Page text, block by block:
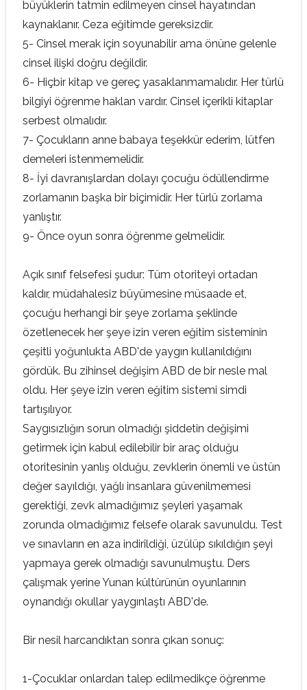
büyüklerin tatmin edilmeyen cinsel hayatından
kaynaklanır. Ceza eğitimde gereksizdir.
5- Cinsel merak için soyunabilir ama önüne gelenle
cinsel ilişki doğru değildir.
6- Hiçbir kitap ve gereç yasaklanmamalıdır. Her türlü
bilgiyi öğrenme haklan vardır. Cinsel içerikli kitaplar
serbest olmalıdır.
7- Çocukların anne babaya teşekkür ederim, lütfen
demeleri istenmemelidir.
8- İyi davranışlardan dolayı çocuğu ödüllendirme
zorlamanın başka bir biçimidir. Her türlü zorlama
yanlıştır.
9- Önce oyun sonra öğrenme gelmelidir.
Açık sınıf felsefesi şudur: Tüm otoriteyi ortadan
kaldır, müdahalesiz büyümesine müsaade et,
çocuğu herhangi bir şeye zorlama şeklinde
özetlenecek her şeye izin veren eğitim sisteminin
çeşitli yoğunlukta ABD'de yaygın kullanıldığını
gördük. Bu zihinsel değişim ABD de bir nesle mal
oldu. Her şeye izin veren eğitim sistemi simdi
tartışılıyor.
Saygısızlığın sorun olmadığı şiddetin değişimi
getirmek için kabul edilebilir bir araç olduğu
otoritesinin yanlış olduğu, zevklerin önemli ve üstün
değer sayıldığı, yağlı insanlara güvenilmemesi
gerektiği, zevk almadığımız şeyleri yaşamak
zorunda olmadığımız felsefe olarak savunuldu. Test
ve sınavların en aza indirildiği, üzülüp sıkıldığın şeyi
yapmaya gerek olmadığı savunulmuştu. Ders
çalışmak yerine Yunan kültürünün oyunlarının
oynandığı okullar yaygınlaştı ABD'de.
Bir nesil harcandıktan sonra çıkan sonuç:
1-Çocuklar onlardan talep edilmedikçe öğrenme